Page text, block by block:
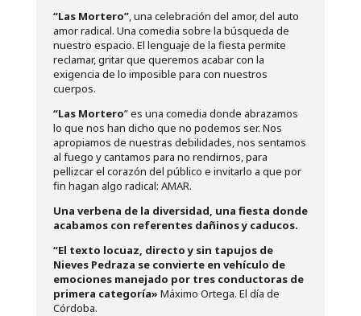
“Las Mortero”, una celebración del amor, del auto
amor radical. Una comedia sobre la búsqueda de
nuestro espacio. El lenguaje de la fiesta permite
reclamar, gritar que queremos acabar con la
exigencia de lo imposible para con nuestros
cuerpos.
“Las Mortero” es una comedia donde abrazamos
lo que nos han dicho que no podemos ser. Nos
apropiamos de nuestras debilidades, nos sentamos
al fuego y cantamos para no rendirnos, para
pellizcar el corazón del público e invitarlo a que por
fin hagan algo radical: AMAR.
Una verbena de la diversidad, una fiesta donde
acabamos con referentes dañinos y caducos.
“El texto locuaz, directo y sin tapujos de
Nieves Pedraza se convierte en vehículo de
emociones manejado por tres conductoras de
primera categoría» Máximo Ortega. El día de
Córdoba.